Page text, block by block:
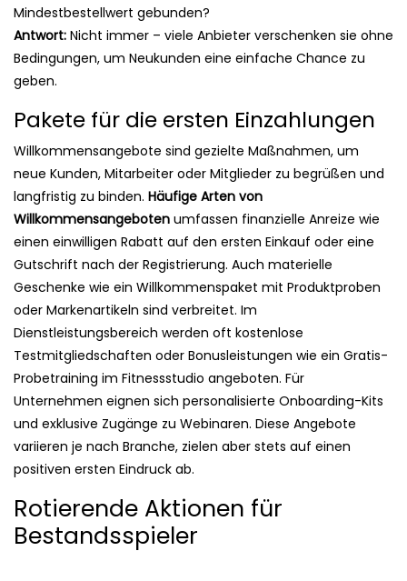
Mindestbestellwert gebunden?
Antwort: Nicht immer – viele Anbieter verschenken sie ohne
Bedingungen, um Neukunden eine einfache Chance zu
geben.
Pakete für die ersten Einzahlungen
Willkommensangebote sind gezielte Maßnahmen, um
neue Kunden, Mitarbeiter oder Mitglieder zu begrüßen und
langfristig zu binden. Häufige Arten von
Willkommensangeboten umfassen finanzielle Anreize wie
einen einwilligen Rabatt auf den ersten Einkauf oder eine
Gutschrift nach der Registrierung. Auch materielle
Geschenke wie ein Willkommenspaket mit Produktproben
oder Markenartikeln sind verbreitet. Im
Dienstleistungsbereich werden oft kostenlose
Testmitgliedschaften oder Bonusleistungen wie ein Gratis-
Probetraining im Fitnessstudio angeboten. Für
Unternehmen eignen sich personalisierte Onboarding-Kits
und exklusive Zugänge zu Webinaren. Diese Angebote
variieren je nach Branche, zielen aber stets auf einen
positiven ersten Eindruck ab.
Rotierende Aktionen für
Bestandsspieler